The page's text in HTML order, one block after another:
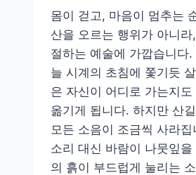
산
법
주
사
의
고
요
한
시
몸이 걷고, 마음이 멈추는
산을 오르는 행위가 아니
절하는 예술에 가깝습니다
늘 시계의 초침에 쫓기듯
은 자신이 어디로 가는지
옮기게 됩니다. 하지만 산
모든 소음이 조금씩 사라
소리 대신 바람이 나뭇잎
의 흙이 부드럽게 눌리는